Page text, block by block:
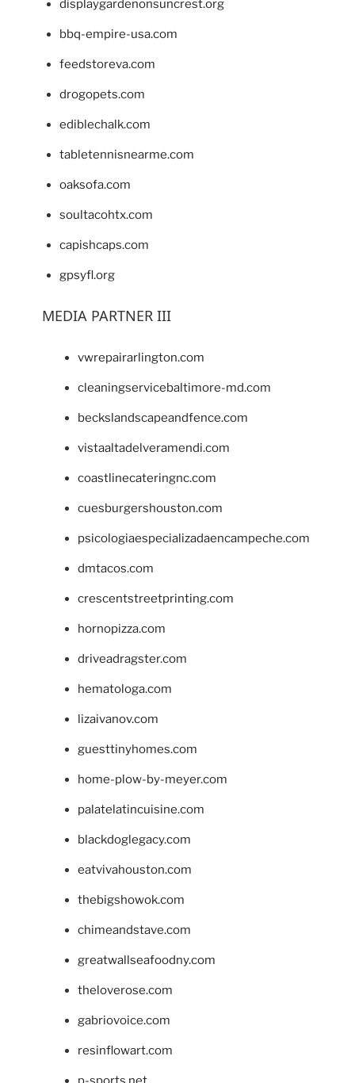
displaygardenonsuncrest.org
bbq-empire-usa.com
feedstoreva.com
drogopets.com
ediblechalk.com
tabletennisnearme.com
oaksofa.com
soultacohtx.com
capishcaps.com
gpsyfl.org
MEDIA PARTNER III
vwrepairarlington.com
cleaningservicebaltimore-md.com
beckslandscapeandfence.com
vistaaltadelveramendi.com
coastlinecateringnc.com
cuesburgershouston.com
psicologiaespecializadaencampeche.com
dmtacos.com
crescentstreetprinting.com
hornopizza.com
driveadragster.com
hematologa.com
lizaivanov.com
guesttinyhomes.com
home-plow-by-meyer.com
palatelatincuisine.com
blackdoglegacy.com
eatvivahouston.com
thebigshowok.com
chimeandstave.com
greatwallseafoodny.com
theloverose.com
gabriovoice.com
resinflowart.com